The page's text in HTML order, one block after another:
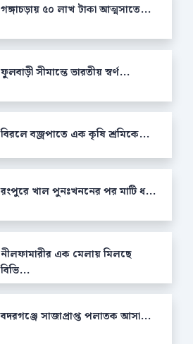
গঙ্গাচড়ায় ৫০ লাখ টাকা আত্মসাতে...
ফুলবাড়ী সীমান্তে ভারতীয় স্বর্ণ...
বিরলে বজ্রপাতে এক কৃষি শ্রমিকে...
রংপুরে খাল পুনঃখননের পর মাটি ধ...
নীলফামারীর এক মেলায় মিলছে
বিভি...
বদরগঞ্জে সাজাপ্রাপ্ত পলাতক আসা...